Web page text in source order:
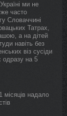
ми не
часто
Словаччині
Татрах,
а на дітей
навіть без
віз сусіди
одразу на 5
місяців надало